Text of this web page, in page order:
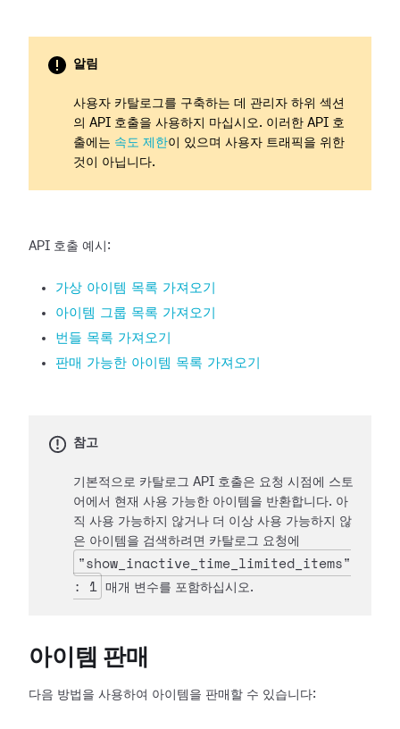
알림
사용자 카탈로그를 구축하는 데 관리자 하위 섹션
의 API 호출을 사용하지 마십시오. 이러한 API 호
출에는 속도 제한이 있으며 사용자 트래픽을 위한
것이 아닙니다.
API 호출 예시:
가상 아이템 목록 가져오기
아이템 그룹 목록 가져오기
번들 목록 가져오기
판매 가능한 아이템 목록 가져오기
참고
기본적으로 카탈로그 API 호출은 요청 시점에 스토
어에서 현재 사용 가능한 아이템을 반환합니다. 아
직 사용 가능하지 않거나 더 이상 사용 가능하지 않
은 아이템을 검색하려면 카탈로그 요청에
"show_inactive_time_limited_items"
: 1
매개 변수를 포함하십시오.
아이템 판매
다음 방법을 사용하여 아이템을 판매할 수 있습니다: